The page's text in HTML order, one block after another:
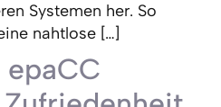
Systemen her. So
nahtlose […]